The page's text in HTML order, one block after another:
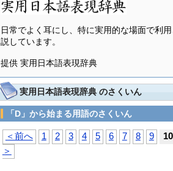
日常でよく耳にし、特に実用的な場面で利
説しています。
提供 実用日本語表現辞典
実用日本語表現辞典 のさくいん
「D」から始まる用語のさくいん
＜前へ 1 2 3 4 5 6 7 8 9
10
＞